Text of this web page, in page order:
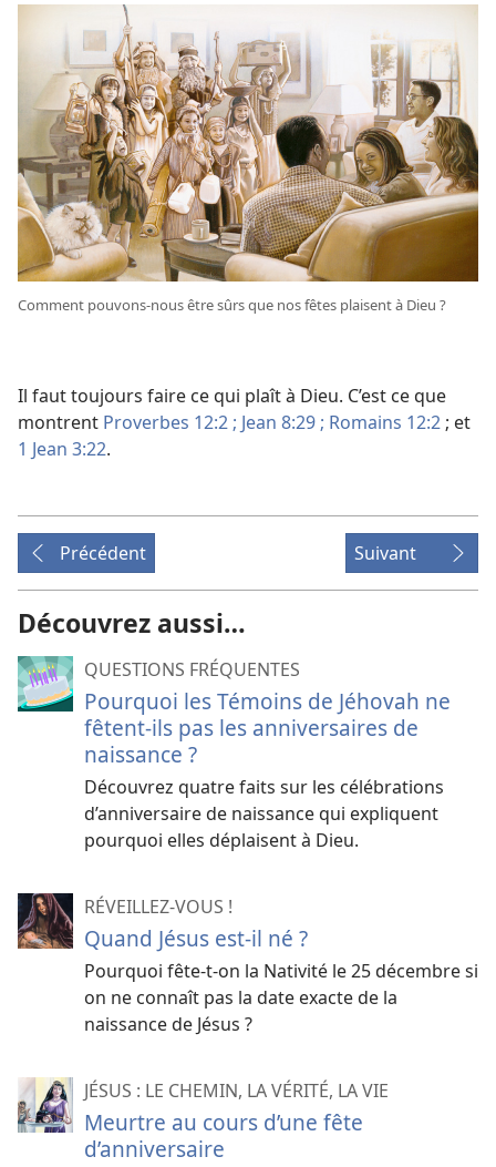
Comment pouvons-​nous être sûrs que nos fêtes plaisent à Dieu ?
Il faut toujours faire ce qui plaît à Dieu. C’est ce que
montrent Proverbes 12:2 ; Jean 8:29 ; Romains 12:2 ; et
1 Jean 3:22.
Précédent Suivant
Découvrez aussi…
QUESTIONS FRÉQUENTES
Pourquoi les Témoins de Jéhovah ne
fêtent-ils pas les anniversaires de
naissance ?
Découvrez quatre faits sur les célébrations
d’anniversaire de naissance qui expliquent
pourquoi elles déplaisent à Dieu.
RÉVEILLEZ-VOUS !
Quand Jésus est-il né ?
Pourquoi fête-t-on la Nativité le 25 décembre si
on ne connaît pas la date exacte de la
naissance de Jésus ?
JÉSUS : LE CHEMIN, LA VÉRITÉ, LA VIE
Meurtre au cours d’une fête
d’anniversaire